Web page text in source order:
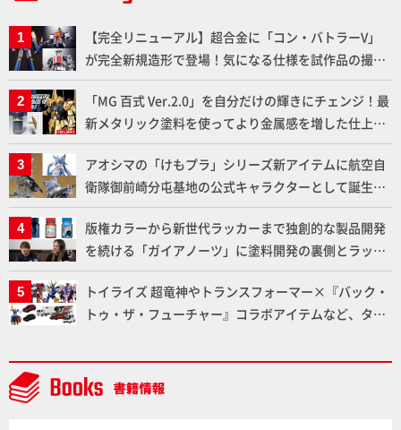
【完全リニューアル】超合金に「コン・バトラーV」
が完全新規造形で登場！気になる仕様を試作品の撮り
下ろしでご紹介!!さらに「大鉄人17」＆「ワンエイ
ト」セット情報もお届け！【超合金の魂】
「MG 百式 Ver.2.0」を自分だけの輝きにチェンジ！最
新メタリック塗料を使ってより金属感を増した仕上が
りに!!【試し読み】
アオシマの「けもプラ」シリーズ新アイテムに航空自
衛隊御前崎分屯基地の公式キャラクターとして誕生し
た「おまねこ」が着任！けもプラ公式サイト限定版と
通常版の2ラインで発売！
版権カラーから新世代ラッカーまで独創的な製品開発
を続ける「ガイアノーツ」に塗料開発の裏側とラッカ
ー塗料の未来についてインタビュー！
トイライズ 超竜神やトランスフォーマー×『バック・
トゥ・ザ・フューチャー』コラボアイテムなど、タカ
NEWITEM】